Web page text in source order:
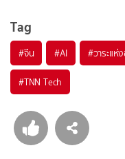
Tag
#จีน #AI #วาระแห่
#TNN Tech